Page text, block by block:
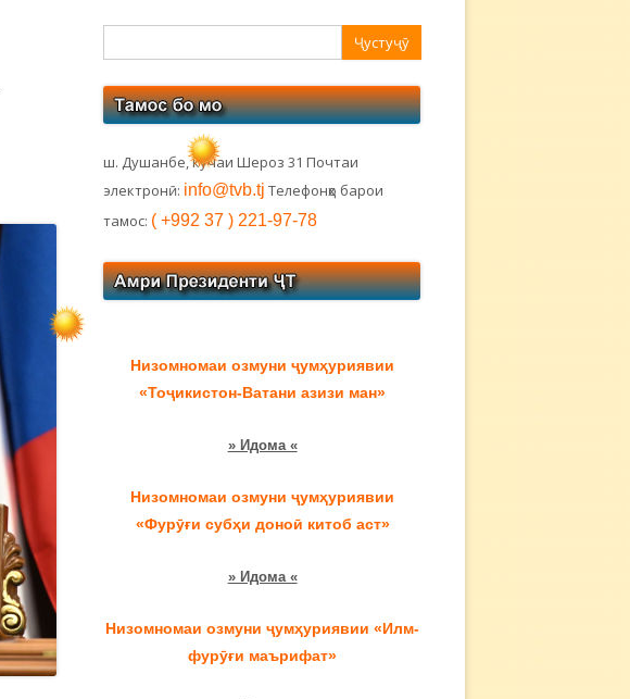
боковая
колонка
ш. Душанбе, кӯчаи Шероз 31 Почтаи
электронӣ: info@tvb.tj Телефонҳо барои
тамос: ( +992 37 ) 221-97-78
Низомномаи озмуни ҷумҳуриявии
«Тоҷикистон-Ватани азизи ман»
» Идома «
Низомномаи озмуни ҷумҳуриявии
«Фурӯғи субҳи доноӣ китоб аст»
» Идома «
Низомномаи озмуни ҷумҳуриявии «Илм-
фурӯғи маърифат»